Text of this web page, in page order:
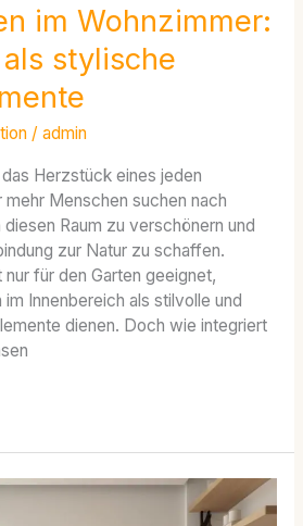
im Wohnzimmer:
stylische
/ admin
Herzstück eines jeden
mehr Menschen suchen nach
Raum zu verschönern und
zur Natur zu schaffen.
für den Garten geeignet,
Innenbereich als stilvolle und
dienen. Doch wie integriert